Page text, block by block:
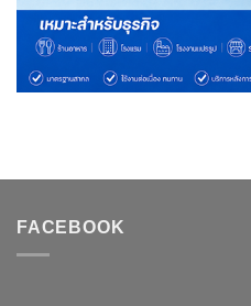
FACEBOOK